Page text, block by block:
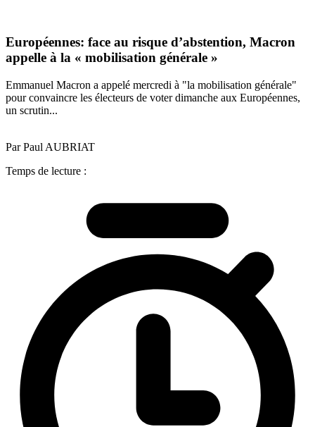
Européennes: face au risque d’abstention, Macron
appelle à la « mobilisation générale »
Emmanuel Macron a appelé mercredi à "la mobilisation générale"
pour convaincre les électeurs de voter dimanche aux Européennes,
un scrutin...
Par Paul AUBRIAT
Temps de lecture :